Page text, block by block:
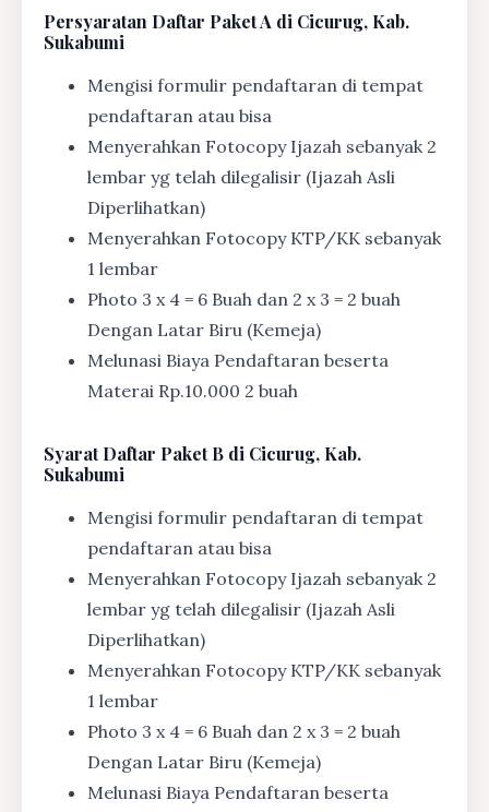
Persyaratan Daftar Paket A di Cicurug, Kab.
Sukabumi
Mengisi formulir pendaftaran di tempat
pendaftaran atau bisa
Menyerahkan Fotocopy Ijazah sebanyak 2
lembar yg telah dilegalisir (Ijazah Asli
Diperlihatkan)
Menyerahkan Fotocopy KTP/KK sebanyak
1 lembar
Photo 3 x 4 = 6 Buah dan 2 x 3 = 2 buah
Dengan Latar Biru (Kemeja)
Melunasi Biaya Pendaftaran beserta
Materai Rp.10.000 2 buah
SyaratDaftar Paket B di Cicurug, Kab.
Sukabumi
Mengisi formulir pendaftaran di tempat
pendaftaran atau bisa
Menyerahkan Fotocopy Ijazah sebanyak 2
lembar yg telah dilegalisir (Ijazah Asli
Diperlihatkan)
Menyerahkan Fotocopy KTP/KK sebanyak
1 lembar
Photo 3 x 4 = 6 Buah dan 2 x 3 = 2 buah
Dengan Latar Biru (Kemeja)
Melunasi Biaya Pendaftaran beserta